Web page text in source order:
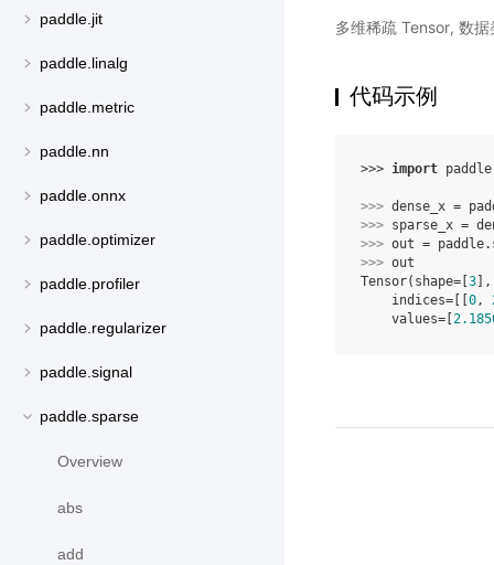
paddle.jit
paddle.linalg
paddle.metric
paddle.nn
paddle.onnx
paddle.optimizer
paddle.profiler
paddle.regularizer
paddle.signal
paddle.sparse
Overview
abs
add
多维稀疏 Tensor, 数
代码示例
>>> import paddle
>>> dense_x =
>>> sparse_x =
>>> out = paddle.
>>> out
Tensor(shape=[ 3
    indices=[[
0,
    values=[